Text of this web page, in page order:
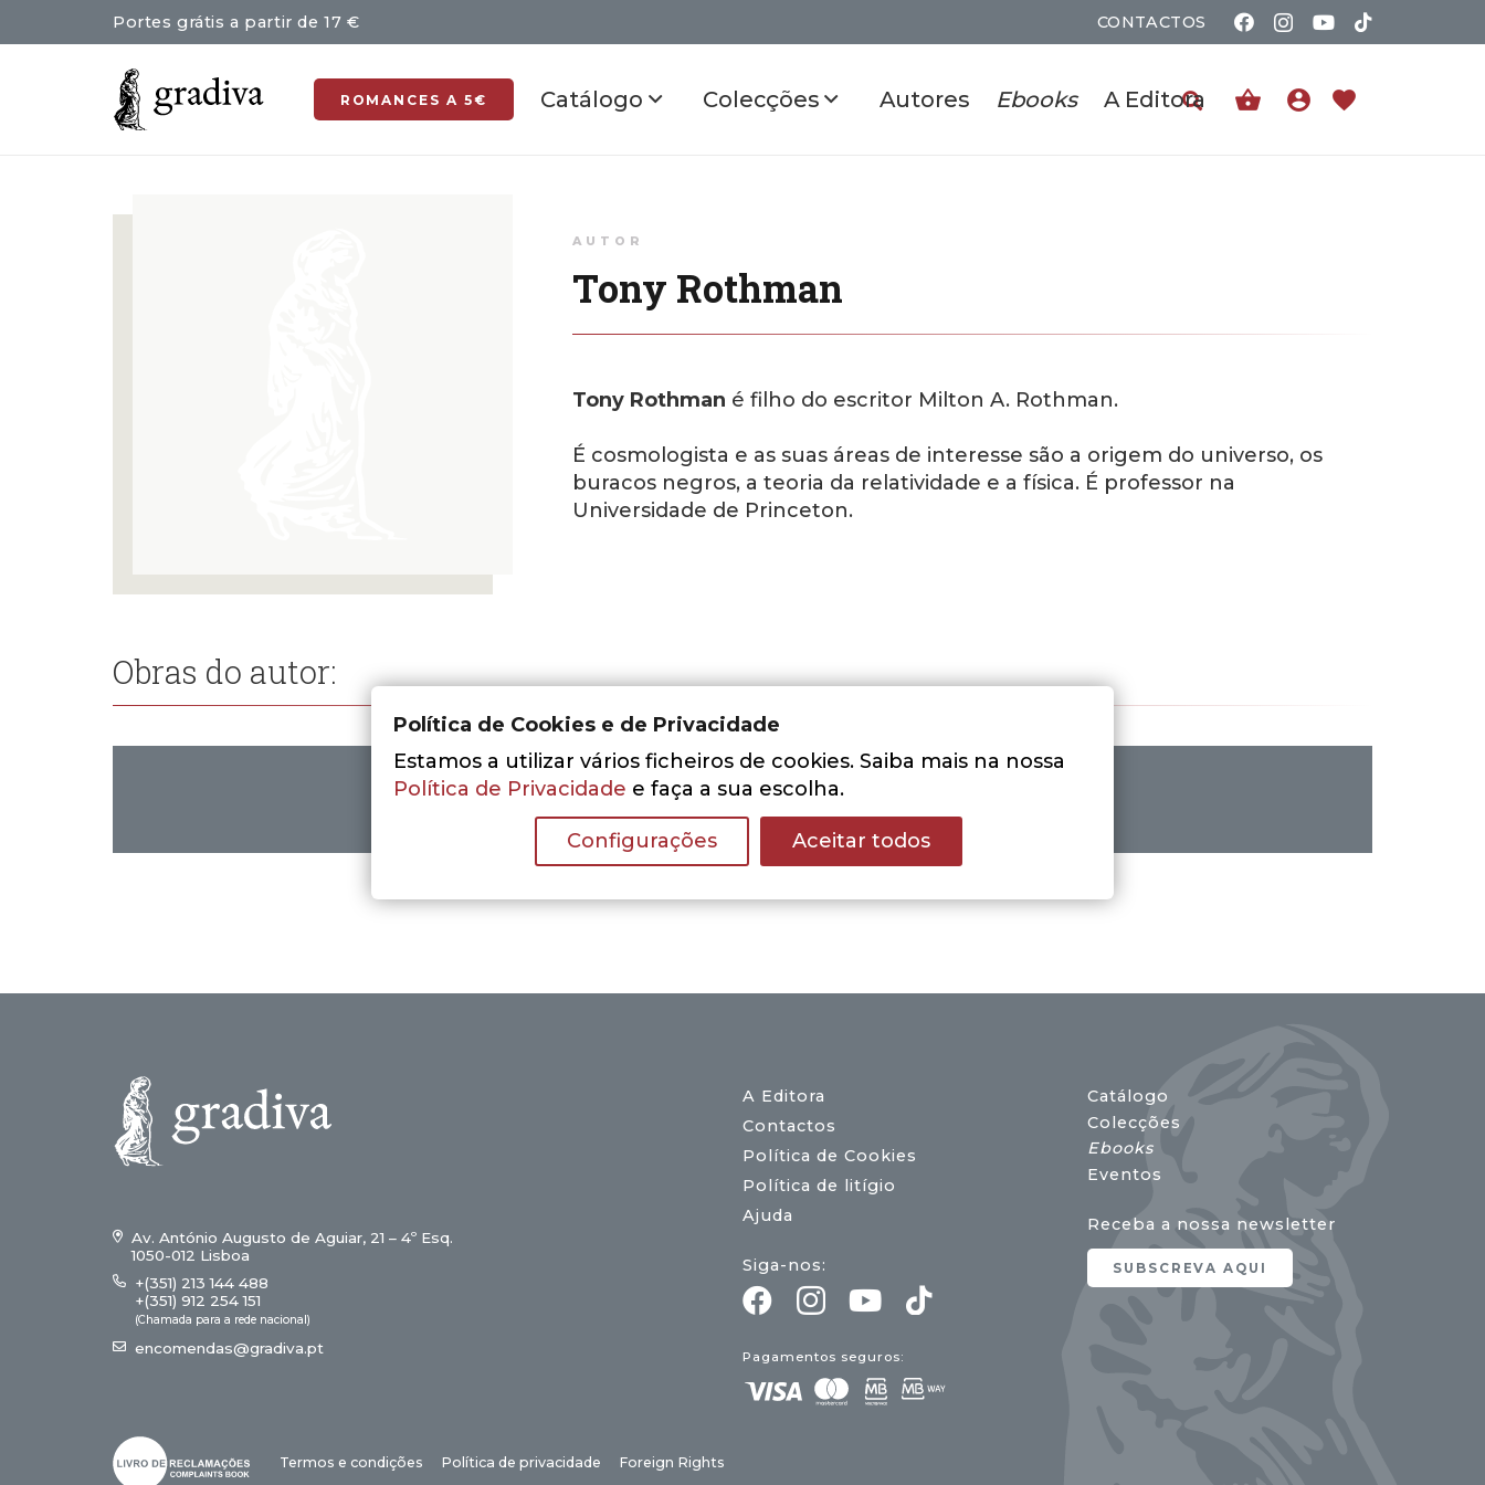
Portes grátis a partir de 17 € CONTACTOS
ROMANCES A 5€ Catálogo Colecções Autores Ebooks A Editora shopping_basket account_circle favorite
AUTOR
Tony Rothman
Tony Rothman é filho do escritor Milton A. Rothman.
É cosmologista e as suas áreas de interesse são a origem do universo, os
buracos negros, a teoria da relatividade e a física. É professor na
Universidade de Princeton.
Obras do autor:
Nenhum resultado encontrado.
Av. António Augusto de Aguiar, 21 – 4º Esq.
1050-012 Lisboa
+(351) 213 144 488
+(351) 912 254 151
(Chamada para a rede nacional)
encomendas@gradiva.pt
A Editora
Contactos
Política de Cookies
Política de litígio
Ajuda
Siga-nos:
Pagamentos seguros:
Catálogo
Colecções
Ebooks
Eventos
Receba a nossa newsletter
SUBSCREVA AQUI
Termos e condições Política de privacidade Foreign Rights
Política de Cookies e de Privacidade
Estamos a utilizar vários ficheiros de cookies. Saiba mais na nossa
Política de Privacidade e faça a sua escolha.
Configurações Aceitar todos